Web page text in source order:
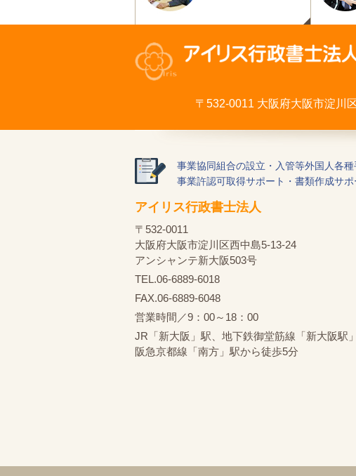
〒532-0011 大阪府大阪市淀川
事業協同組合の設立・入管等外国人各
事業許認可取得サポート・書類作成サポ
アイリス行政書士法人
〒532-0011
大阪府大阪市淀川区西中島5-13-24
アンシャンテ新大阪503号
TEL.06-6889-6018
FAX.06-6889-6048
営業時間／9：00～18：00
JR「新大阪」駅、地下鉄御堂筋線「新大阪駅
阪急京都線「南方」駅から徒歩5分